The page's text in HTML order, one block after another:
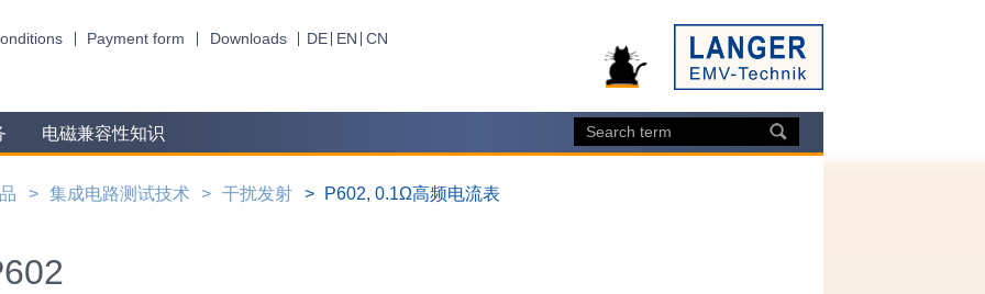
Payment form Downloads DE EN CN
电磁兼容性知识
集成电路测试技术 干扰发射 P602, 0.1Ω高频电流表